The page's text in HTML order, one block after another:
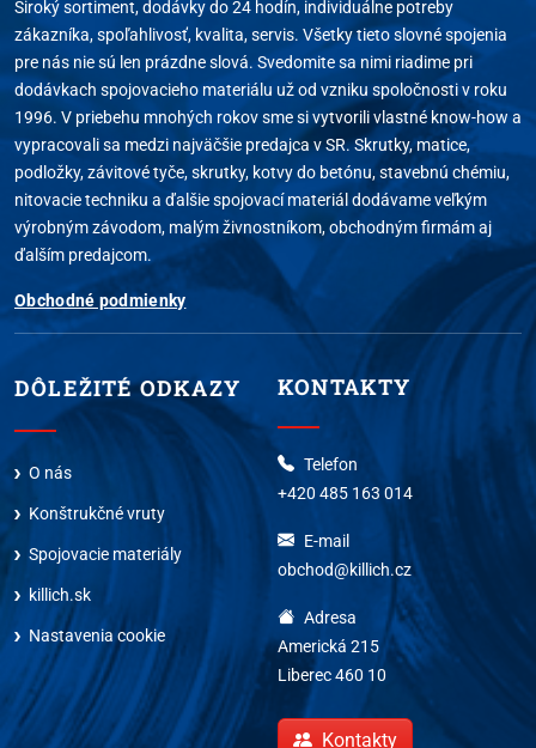
Široký sortiment, dodávky do 24 hodín, individuálne potreby
zákazníka, spoľahlivosť, kvalita, servis. Všetky tieto slovné spojenia
pre nás nie sú len prázdne slová. Svedomite sa nimi riadime pri
dodávkach spojovacieho materiálu už od vzniku spoločnosti v roku
1996. V priebehu mnohých rokov sme si vytvorili vlastné know-how a
vypracovali sa medzi najväčšie predajca v SR. Skrutky, matice,
podložky, závitové tyče, skrutky, kotvy do betónu, stavebnú chémiu,
nitovacie techniku a ďalšie spojovací materiál dodávame veľkým
výrobným závodom, malým živnostníkom, obchodným firmám aj
ďalším predajcom.
Obchodné podmienky
DÔLEŽITÉ ODKAZY
O nás
Konštrukčné vruty
Spojovacie materiály
killich.sk
Nastavenia cookie
KONTAKTY
Telefon
+420 485 163 014
E-mail
obchod@killich.cz
Adresa
Americká 215
Liberec 460 10
Kontakty